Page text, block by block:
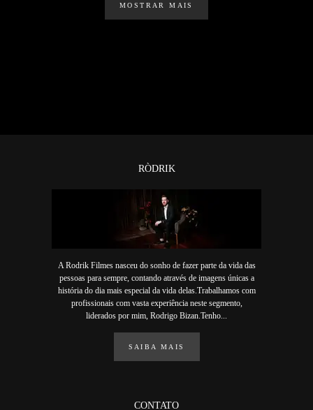
MOSTRAR MAIS
RÒDRIK
A Rodrik Filmes nasceu do sonho de fazer parte da vida das
pessoas para sempre, contando através de imagens únicas a
história do dia mais especial da vida delas.Trabalhamos com
profissionais com vasta experiência neste segmento,
liderados por mim, Rodrigo Bizan.Tenho...
SAIBA MAIS
CONTATO